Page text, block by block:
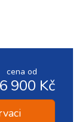
cena od
6 900 Kč